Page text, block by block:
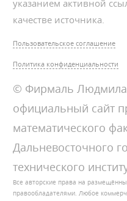
указанием активной
качестве источника.
Пользовательское соглашение
Политика конфиденциальности
© Фирмаль
официальный сайт
математического
Дальневосточного
технического
Все авторские права на
правообладателями. Любое